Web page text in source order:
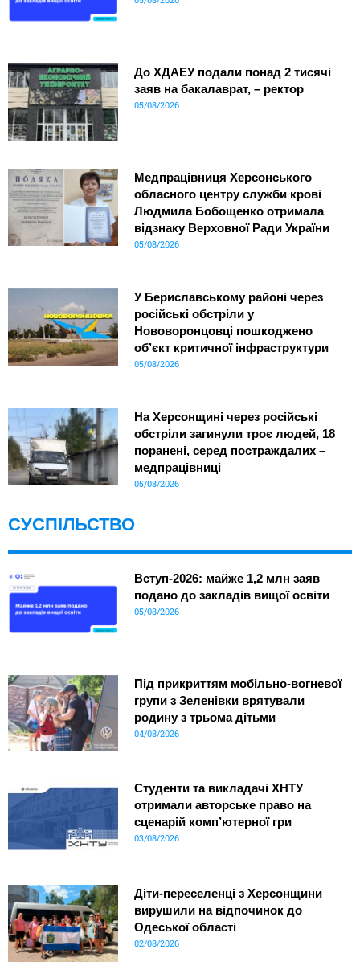
До ХДАЕУ подали понад 2 тисячі
заяв на бакалаврат, – ректор
05/08/2026
Медпрацівниця Херсонського
обласного центру служби крові
Людмила Бобощенко отримала
відзнаку Верховної Ради України
05/08/2026
У Бериславському районі через
російські обстріли у
Нововоронцовці пошкоджено
об’єкт критичної інфраструктури
05/08/2026
На Херсонщині через російські
обстріли загинули троє людей, 18
поранені, серед постраждалих –
медпрацівниці
05/08/2026
СУСПІЛЬСТВО
Вступ-2026: майже 1,2 млн заяв
подано до закладів вищої освіти
05/08/2026
Під прикриттям мобільно-вогневої
групи з Зеленівки врятували
родину з трьома дітьми
04/08/2026
Студенти та викладачі ХНТУ
отримали авторське право на
сценарій комп’ютерної гри
03/08/2026
Діти-переселенці з Херсонщини
вирушили на відпочинок до
Одеської області
02/08/2026